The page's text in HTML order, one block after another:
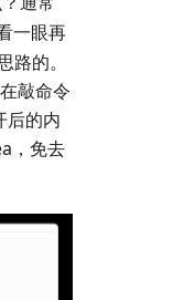
一眼再
路的。
敲命令
后的内
，免去